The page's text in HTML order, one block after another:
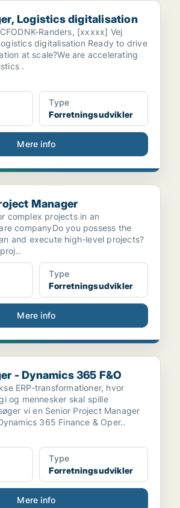
digitalisation
Logistics digitalisation
Randers, [xxxxx] Vej
digitalisation Ready to drive
at scale?We are accelerating
.
Type
Forretningsudvikler
Mere info
Manager
complex projects in an
companyDo you possess the
and execute high-level projects?
Type
Forretningsudvikler
Mere info
365 F&O
- Dynamics 365 F&O
ERP-transformationer, hvor
og mennesker skal spille
vi en Senior Project Manager
365 Finance & Oper..
Type
Forretningsudvikler
Mere info